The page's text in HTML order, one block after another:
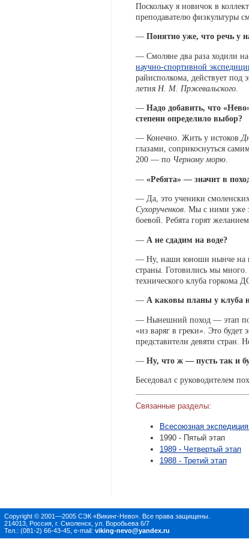
Поскольку я новичок в
преподавателю физкультуры
— Понятно уже, что речь у
— Смоляне два раза ходили на
научно-спортивной
райисполкома, действует
летия Н. М. Пржевальского
— Надо добавить, что
степени определило выбор?
— Конечно. Жить у истоков
глазами, соприкоснуться
200 — по Черному морю.
— «Ребята» — значит в
— Да, это ученики
Сухорученков . Мы с ними уже
боевой. Ребята горят
— А не сдадим на воде?
— Ну, наши юноши нынче на
страны. Готовились мы
технического клуба горкома
— А каковы планы у клуба
— Нынешний поход — этап
«из варяг в греки». Это
представители девяти стран.
— Ну, что ж — пусть так и
Беседовал с руководителем
Связанные разделы:
Всесоюзная
1990 - Пятый этап
1989 - Четвертый этап
1988 - Третий этап
Copyright © 2001—2005 СЭК «Викинг-Нево». Все права защищены.
214013, Россия, г. Смоленск, ул. Воробьева 6/7
Тел.: (081-2) 66-43-45, e-mail: viking-nevo@yandex.ru